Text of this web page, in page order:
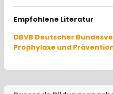
Empfohlene Literatur
DBVB Deutscher
Prophylaxe und